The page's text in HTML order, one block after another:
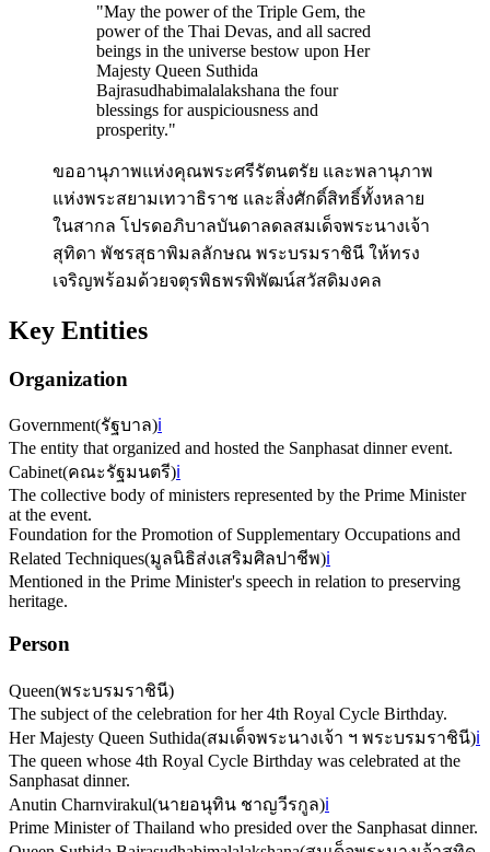
"May the power of the Triple Gem, the
power of the Thai Devas, and all sacred
beings in the universe bestow upon Her
Majesty Queen Suthida
Bajrasudhabimalalakshana the four
blessings for auspiciousness and
prosperity."
ขออานุภาพแห่งคุณพระศรีรัตนตรัย และพลานุภาพ
แห่งพระสยามเทวาธิราช และสิ่งศักดิ์สิทธิ์ทั้งหลาย
ในสากล โปรดอภิบาลบันดาลดลสมเด็จพระนางเจ้า
สุทิดา พัชรสุธาพิมลลักษณ พระบรมราชินี ให้ทรง
เจริญพร้อมด้วยจตุรพิธพรพิพัฒน์สวัสดิมงคล
Key Entities
Organization
Government(รัฐบาล)ℹ️
The entity that organized and hosted the Sanphasat dinner event.
Cabinet(คณะรัฐมนตรี)ℹ️
The collective body of ministers represented by the Prime Minister
at the event.
Foundation for the Promotion of Supplementary Occupations and
Related Techniques(มูลนิธิส่งเสริมศิลปาชีพ)ℹ️
Mentioned in the Prime Minister's speech in relation to preserving
heritage.
Person
Queen(พระบรมราชินี)
The subject of the celebration for her 4th Royal Cycle Birthday.
Her Majesty Queen Suthida(สมเด็จพระนางเจ้า ฯ พระบรมราชินี)ℹ️
The queen whose 4th Royal Cycle Birthday was celebrated at the
Sanphasat dinner.
Anutin Charnvirakul(นายอนุทิน ชาญวีรกูล)ℹ️
Prime Minister of Thailand who presided over the Sanphasat dinner.